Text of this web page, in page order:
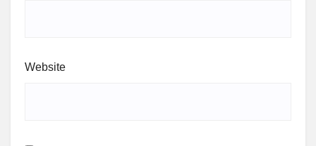
Website